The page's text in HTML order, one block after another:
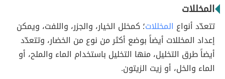
المخللات
تتعدّد أنواع المخللات؛ كمخلل الخيار، والجزر، واللفت، ويمكن
إعداد المخللات أيضاً بوضع أكثر من نوع من الخضار، وتتعدّد
أيضاً طرق التخليل، منها التخليل باستخدام الماء والملح، أو
الماء والخل، أو زيت الزيتون.